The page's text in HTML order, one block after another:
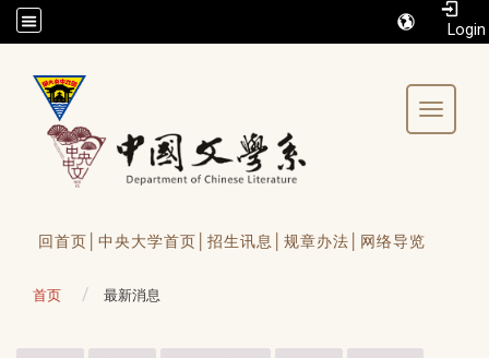
/accesskey"" title="Toolbar">:::
Toggle
回首页│ 中央大学首页│ 招生讯息│ 规章办法│ 网络导览
首页 最新消息